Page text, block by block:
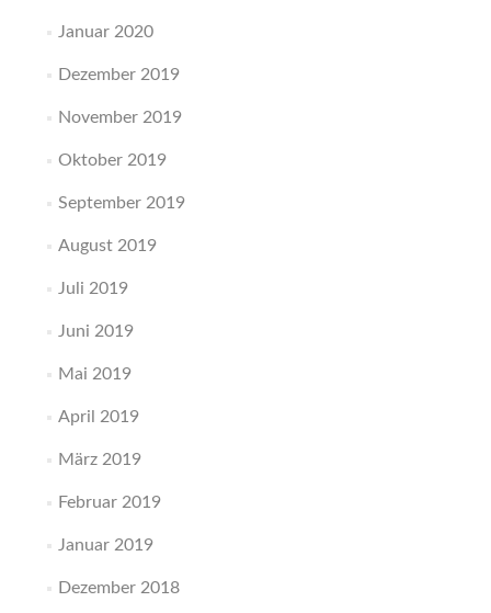
Januar 2020
Dezember 2019
November 2019
Oktober 2019
September 2019
August 2019
Juli 2019
Juni 2019
Mai 2019
April 2019
März 2019
Februar 2019
Januar 2019
Dezember 2018